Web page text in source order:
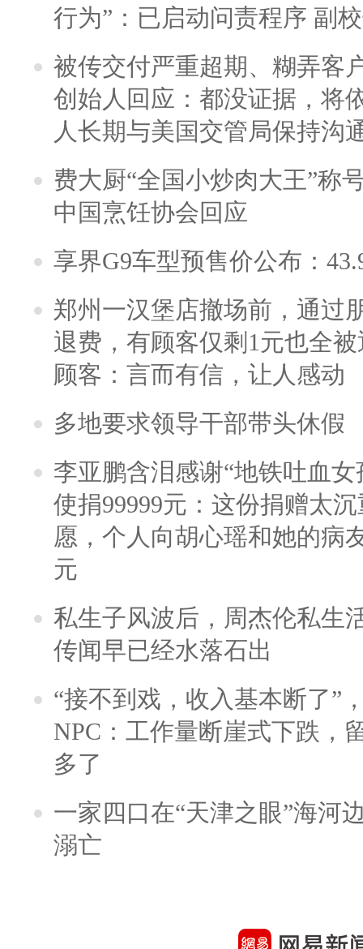
行为”：已启动问责程序 副
被传交付严重超期、糊弄客
创始人回应：都没证据，将
人长期与美国交管局保持沟
费大厨“全国小炒肉大王”称
中国烹饪协会回应
享界G9车型预售价公布：
郑州一汉堡店撤场前，通过
退费，有顾客仅剩1元也全
顾客：言而有信，让人感动
多地要求领导干部带头休假
李亚鹏含泪感谢“地铁吐血
使捐99999元：这份捐赠太
愿，个人向胡心瑶和她的病
元
私生子风波后，周杰伦私生
传闻早已经水落石出
“接不到戏，收入基本断了”
NPC：工作量断崖式下跌，
多了
一家四口在“天津之眼”海河
溺亡